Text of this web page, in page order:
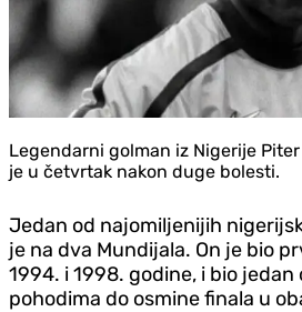
Legendarni golman iz Nigerije
je u četvrtak nakon duge bolesti.
Jedan od najomiljenijih
je na dva Mundijala. On je bio
1994. i 1998. godine, i bio
pohodima do osmine finala u